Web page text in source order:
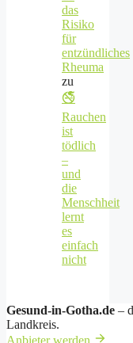
das
Risiko
für
entzündliches
Rheuma
zu
🚭
Rauchen
ist
tödlich
–
und
die
Menschheit
lernt
es
einfach
nicht
Gesund-in-Gotha.de –
Landkreis.
Anbieter werden